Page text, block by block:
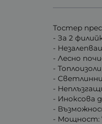
Тостер
- За 2
-
- Лесно
-
-
-
- Иноксова
-
- Мощност: